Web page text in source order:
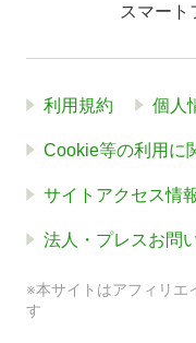
スマート
利用規約 個人
Cookie等の利用に
サイトアクセス情
法人・プレスお問
※本サイトはアフィリエ
す